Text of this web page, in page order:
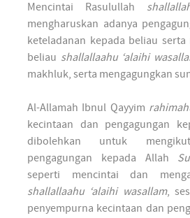
Mencintai Rasulullah
mengharuskan adanya
keteladanan kepada beliau
beliau shallallaahu ‘alaihi
makhluk, serta mengagungkan
Al-Allamah Ibnul Qayyim
kecintaan dan pengagungan
dibolehkan untuk
pengagungan kepada Allah
seperti mencintai dan
shallallaahu ‘alaihi wasallam,
penyempurna kecintaan dan